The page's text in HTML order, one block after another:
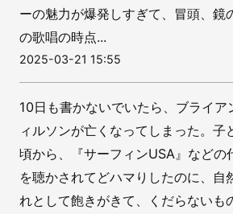
ーの魅力が爆発しすぎて、冒頭、鏡
の歌唱の時点...
2025-03-21 15:55
10日も書かないでいたら、ブライア
ィルソンが亡くなってしまった。子
頃から、『サーフィンUSA』などの
を聴かされてどハマりしたのに、自
れとして飽きがきて、くだらないも